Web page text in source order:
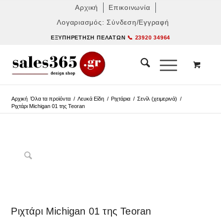
Αρχική
Επικοινωνία
Λογαριασμός: Σύνδεση/Εγγραφή
ΕΞΥΠΗΡΈΤΗΣΗ ΠΕΛΑΤΏΝ 📞 23920 34964
Αρχική Όλα τα προϊόντα / Λευκά Είδη / Ριχτάρια / Σενίλ (χειμερινά)
/
Ριχτάρι Michigan 01 της Teoran
Ριχτάρι Michigan 01 της Teoran